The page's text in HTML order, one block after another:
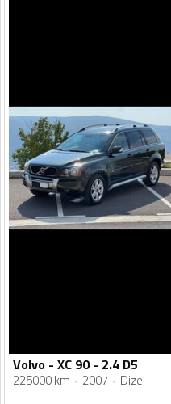
Volvo - XC 90 - 2.4 D5
225000 km 2007 Dizel